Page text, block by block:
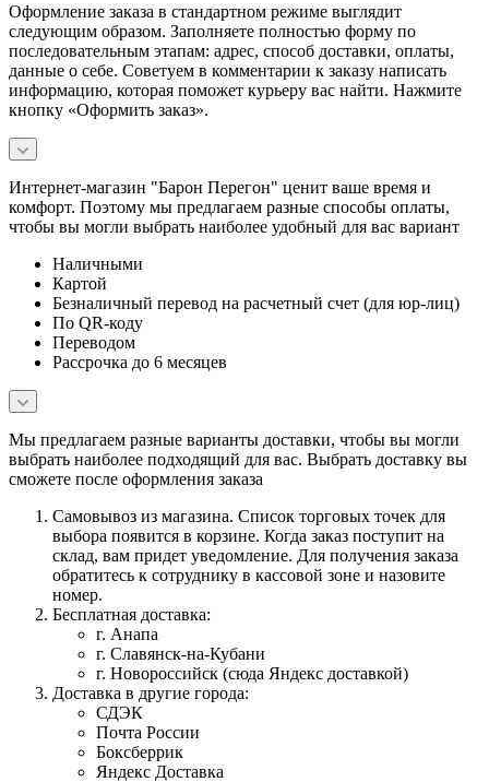
Оформление заказа в стандартном режиме выглядит
следующим образом. Заполняете полностью форму по
последовательным этапам: адрес, способ доставки, оплаты,
данные о себе. Советуем в комментарии к заказу написать
информацию, которая поможет курьеру вас найти. Нажмите
кнопку «Оформить заказ».
Интернет-магазин "Барон Перегон" ценит ваше время и
комфорт. Поэтому мы предлагаем разные способы оплаты,
чтобы вы могли выбрать наиболее удобный для вас вариант
Наличными
Картой
Безналичный перевод на расчетный счет (для юр-лиц)
По QR-коду
Переводом
Рассрочка до 6 месяцев
Мы предлагаем разные варианты доставки, чтобы вы могли
выбрать наиболее подходящий для вас. Выбрать доставку вы
сможете после оформления заказа
Самовывоз из магазина. Список торговых точек для
выбора появится в корзине. Когда заказ поступит на
склад, вам придет уведомление. Для получения заказа
обратитесь к сотруднику в кассовой зоне и назовите
номер.
Бесплатная доставка:
г. Анапа
г. Славянск-на-Кубани
г. Новороссийск (сюда Яндекс доставкой)
Доставка в другие города:
СДЭК
Почта России
Боксберрик
Яндекс Доставка